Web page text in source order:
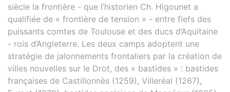
siècle la frontière - que l’historien Ch. Higounet a
qualifiée de « frontière de tension » - entre fiefs des
puissants comtes de Toulouse et des ducs d’Aquitaine
- rois d’Angleterre. Les deux camps adoptent une
stratégie de jalonnements frontaliers par la création de
villes nouvelles sur le Drot, des « bastides » : bastides
françaises de Castillonnès (1259), Villeréal (1267),